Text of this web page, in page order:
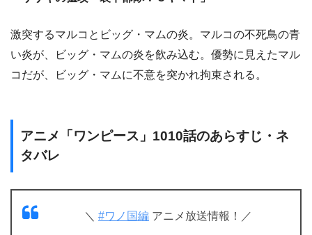
激突するマルコとビッグ・マムの炎。マルコの不死鳥の青
い炎が、ビッグ・マムの炎を飲み込む。優勢に見えたマル
コだが、ビッグ・マムに不意を突かれ拘束される。
アニメ「ワンピース」1010話のあらすじ・ネ
タバレ
＼ #ワノ国編 アニメ放送情報！／